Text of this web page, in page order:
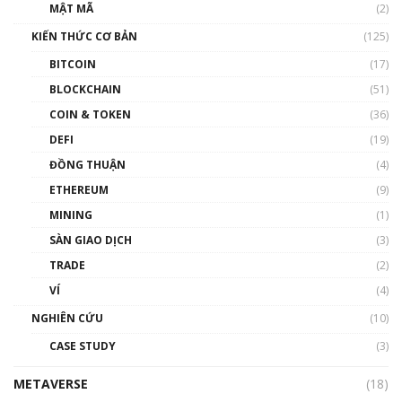
00:43:47
như thể nào?
00:39:31
Phổ cập Blockchain
thống & Crypto qua các cuộc chiến | Phổ cập
MẬT MÃ
(2)
KIẾN THỨC CƠ BẢN
(125)
BITCOIN
(17)
BLOCKCHAIN
(51)
COIN & TOKEN
(36)
DEFI
(19)
ĐỒNG THUẬN
(4)
ETHEREUM
(9)
MINING
(1)
SÀN GIAO DỊCH
(3)
TRADE
(2)
VÍ
(4)
NGHIÊN CỨU
(10)
CASE STUDY
(3)
METAVERSE
(18)